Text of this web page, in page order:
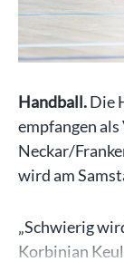
Handball.Die
empfangen
Neckar/
wird am
„Schwierig
Korbinian